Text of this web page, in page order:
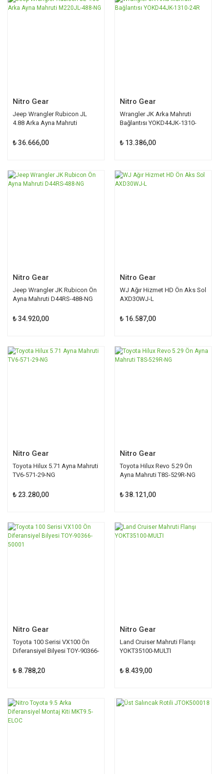
Nitro Gear
Jeep Wrangler Rubicon JL
4.88 Arka Ayna Mahruti
₺ 36.666,00
Nitro Gear
Wrangler JK Arka Mahruti
Bağlantısı YOKD44JK-1310-
₺ 13.386,00
Nitro Gear
Jeep Wrangler JK Rubicon Ön
Ayna Mahruti D44RS-488-NG
₺ 34.920,00
Nitro Gear
WJ Ağır Hizmet HD Ön Aks Sol
AXD30WJ-L
₺ 16.587,00
Nitro Gear
Toyota Hilux 5.71 Ayna Mahruti
TV6-571-29-NG
₺ 23.280,00
Nitro Gear
Toyota Hilux Revo 5.29 Ön
Ayna Mahruti T8S-529R-NG
₺ 38.121,00
Nitro Gear
Toyota 100 Serisi VX100 Ön
Diferansiyel Bilyesi TOY-90366-
₺ 8.788,20
Nitro Gear
Land Cruiser Mahruti Flanşı
YOKT35100-MULTI
₺ 8.439,00